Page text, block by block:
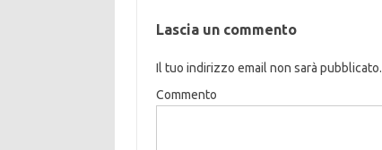
Lascia un commento
Il tuo indirizzo email non sarà pubblicato.
Commento